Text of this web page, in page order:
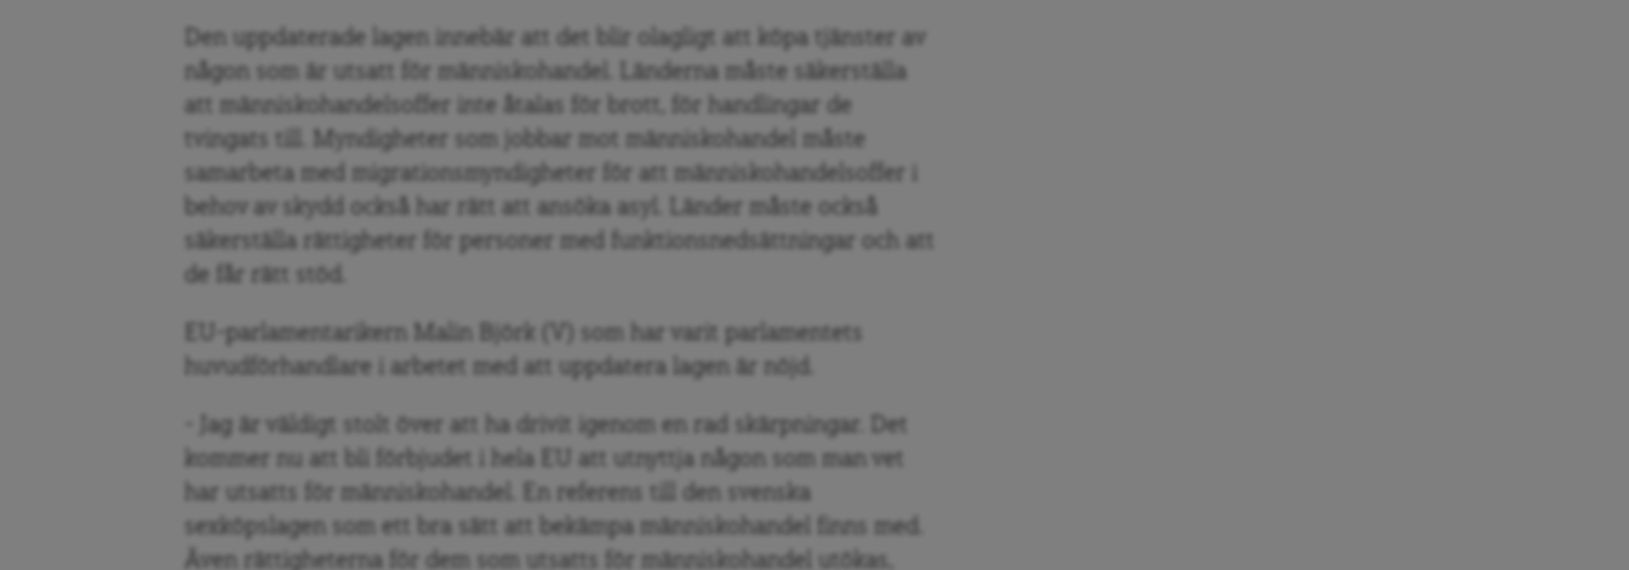
Den uppdaterade lagen innebär att det blir olagligt att köpa tjänster av
någon som är utsatt för människohandel. Länderna måste säkerställa
att människohandelsoffer inte åtalas för brott, för handlingar de
tvingats till. Myndigheter som jobbar mot människohandel måste
samarbeta med migrationsmyndigheter för att människohandelsoffer i
behov av skydd också har rätt att ansöka asyl. Länder måste också
säkerställa rättigheter för personer med funktionsnedsättningar och att
de får rätt stöd.
EU-parlamentarikern Malin Björk (V) som har varit parlamentets
huvudförhandlare i arbetet med att uppdatera lagen är nöjd.
– Jag är väldigt stolt över att ha drivit igenom en rad skärpningar. Det
kommer nu att bli förbjudet i hela EU att utnyttja någon som man vet
har utsatts för människohandel. En referens till den svenska
sexköpslagen som ett bra sätt att bekämpa människohandel finns med.
Även rättigheterna för dem som utsatts för människohandel utökas,